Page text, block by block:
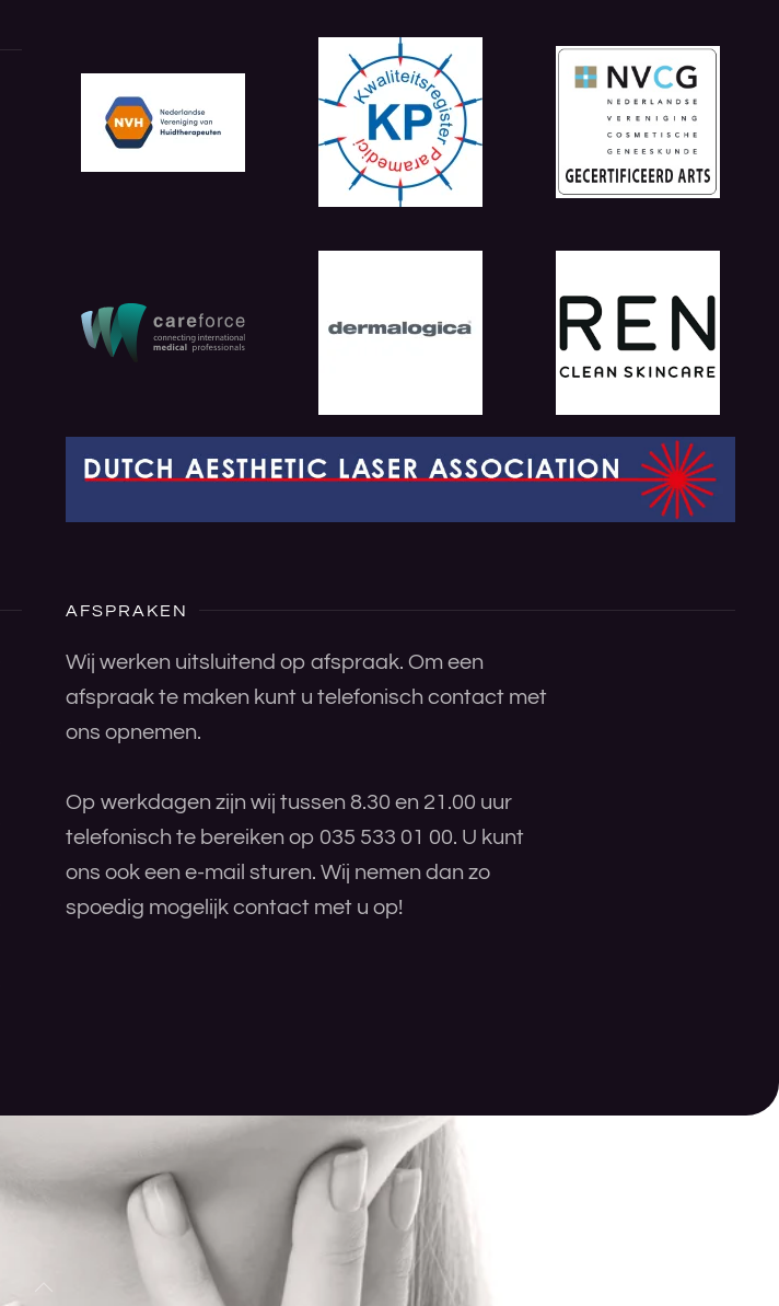
AFSPRAKEN
Wij werken uitsluitend op afspraak. Om een
afspraak te maken kunt u telefonisch contact met
ons opnemen.
Op werkdagen zijn wij tussen 8.30 en 21.00 uur
telefonisch te bereiken op 035 533 01 00. U kunt
ons ook een e-mail sturen. Wij nemen dan zo
spoedig mogelijk contact met u op!